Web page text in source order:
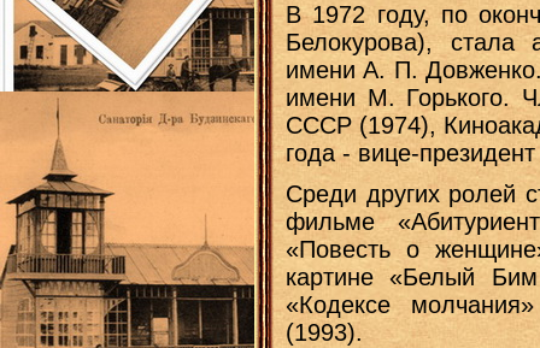
В 1972 году, по
Белокурова), стала
имени А. П.
имени М. Горького.
СССР (1974),
года - вице-
Среди других ролей
фильме
«Повесть о
картине «Белый
«Кодексе
(1993).